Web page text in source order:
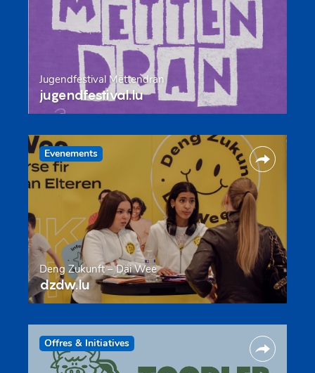
Jugendfestival Mëttendran
jugendfestival.lu
Evenements
Deng Zukunft – Däi Wee
dzdw.lu
Offres & Initiatives